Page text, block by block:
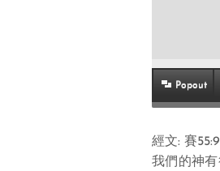
Popout
經文: 賽55:9
我們的神